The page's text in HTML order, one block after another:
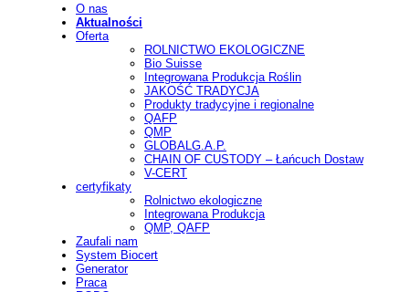
O nas
Aktualności
Oferta
ROLNICTWO EKOLOGICZNE
Bio Suisse
Integrowana Produkcja Roślin
JAKOŚĆ TRADYCJA
Produkty tradycyjne i regionalne
QAFP
QMP
GLOBALG.A.P.
CHAIN OF CUSTODY – Łańcuch Dostaw
V-CERT
certyfikaty
Rolnictwo ekologiczne
Integrowana Produkcja
QMP, QAFP
Zaufali nam
System Biocert
Generator
Praca